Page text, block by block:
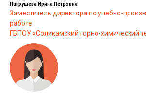
Патрушева Ирина Петровна
Заместитель директора по учебно-
работе
ГБПОУ «Соликамский горно-химический